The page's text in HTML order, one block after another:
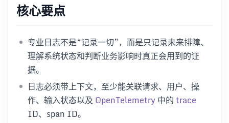
核心要点
专业日志不是“记录一切”，而是只记录未来排障、
理解系统状态和判断业务影响时真正会用到的证
据。
日志必须带上下文，至少能关联请求、用户、操
作、输入状态以及OpenTelemetry 中的trace
ID、span ID。